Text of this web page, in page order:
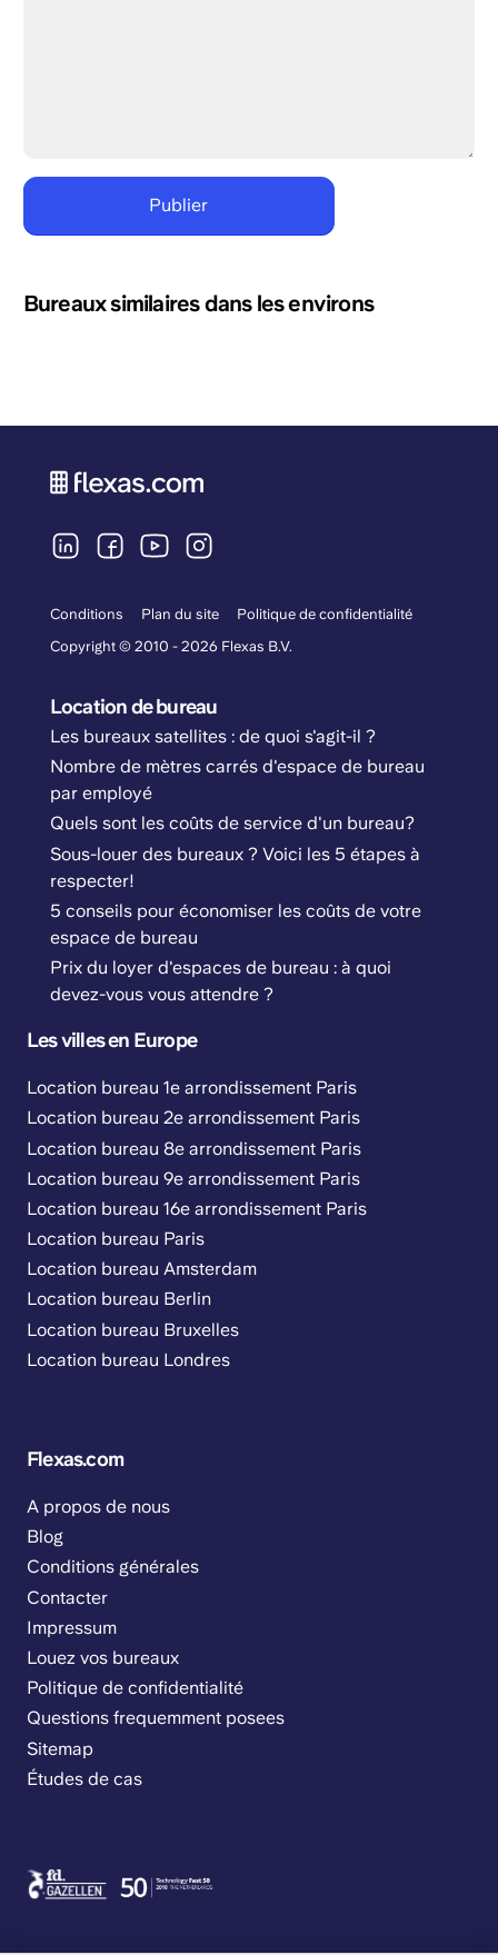
Bureaux similaires dans les environs
Conditions Plan du site
Politique de confidentialité
Copyright © 2010 - 2026 Flexas B.V.
Location de bureau
Les bureaux satellites : de quoi s'agit-il ?
Nombre de mètres carrés d'espace de bureau
par employé
Quels sont les coûts de service d'un bureau?
Sous-louer des bureaux ? Voici les 5 étapes à
respecter!
5 conseils pour économiser les coûts de votre
espace de bureau
Prix du loyer d'espaces de bureau : à quoi
devez-vous vous attendre ?
Les villes en Europe
Location bureau 1e arrondissement Paris
Location bureau 2e arrondissement Paris
Location bureau 8e arrondissement Paris
Location bureau 9e arrondissement Paris
Location bureau 16e arrondissement Paris
Location bureau Paris
Location bureau Amsterdam
Location bureau Berlin
Location bureau Bruxelles
Location bureau Londres
Flexas.com
A propos de nous
Blog
Conditions générales
Contacter
Impressum
Louez vos bureaux
Politique de confidentialité
Questions frequemment posees
Sitemap
Études de cas